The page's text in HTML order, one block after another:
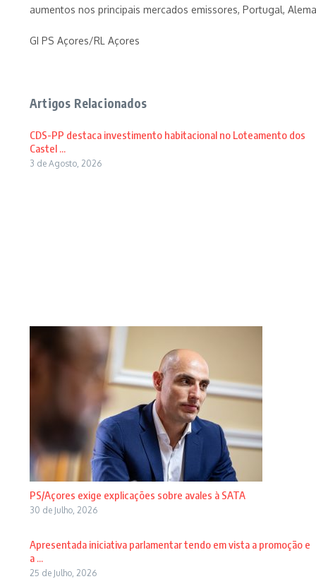
aumentos nos principais mercados emissores, Portugal,
GI PS Açores/RL Açores
Artigos Relacionados
CDS-PP destaca investimento habitacional no Loteamento dos
Castel ...
3 de Agosto, 2026
PS/Açores exige explicações sobre avales à SATA
30 de Julho, 2026
Apresentada iniciativa parlamentar tendo em vista a promoção e
a ...
25 de Julho, 2026